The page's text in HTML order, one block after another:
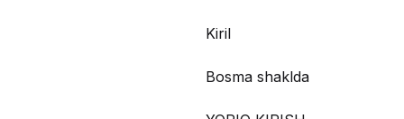
Kiril
Bosma shaklda